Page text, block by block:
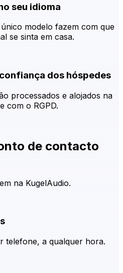
seu idioma
modelo fazem com que
se sinta em casa.
dos hóspedes
processados e alojados na
com o RGPD.
de contacto
na KugelAudio.
telefone, a qualquer hora.